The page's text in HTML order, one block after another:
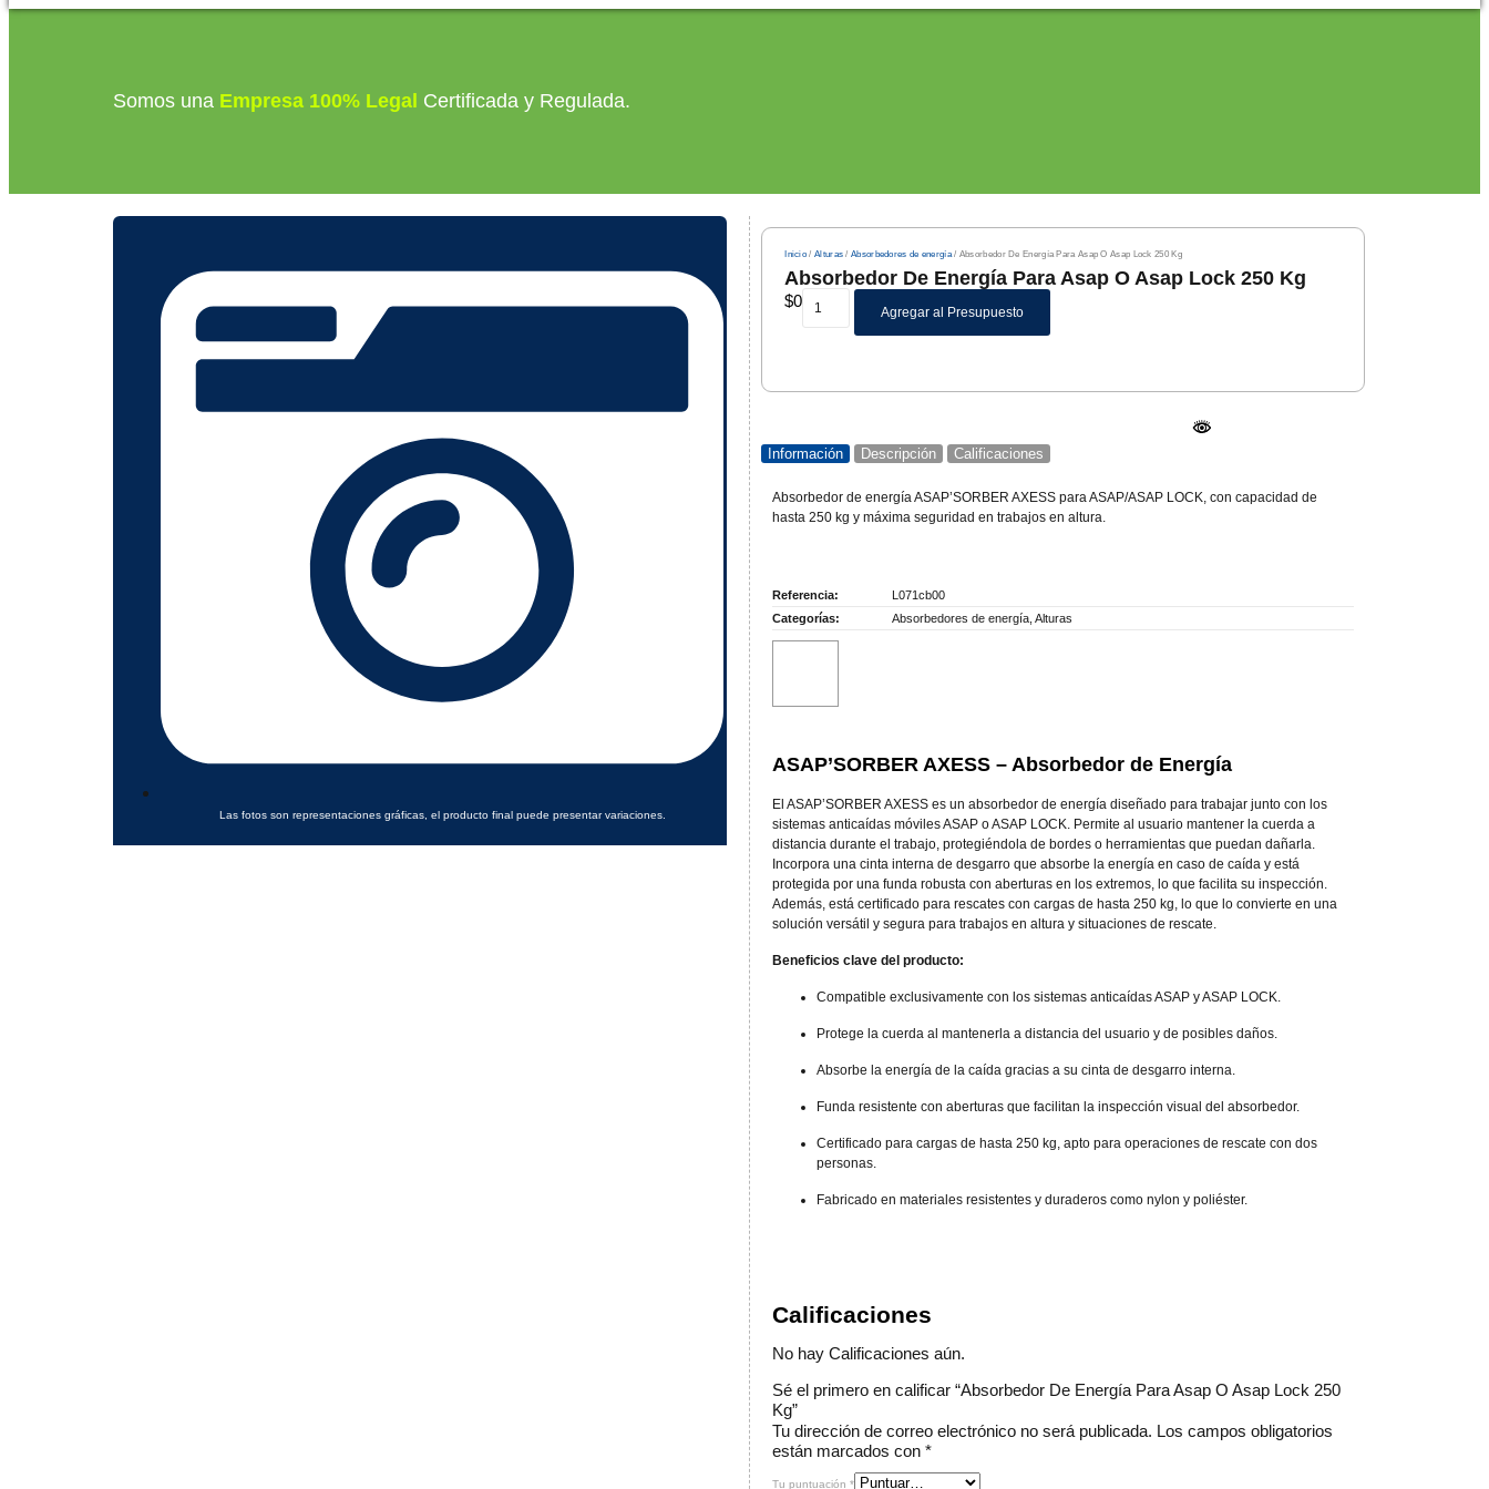
Somos una Empresa 100% Legal Certificada y Regulada.
Las fotos son representaciones gráficas, el producto final puede presentar variaciones.
Inicio /Alturas /Absorbedores de energía/ Absorbedor De Energía Para Asap O Asap Lock 250 Kg
Absorbedor De Energía Para Asap O Asap Lock 250 Kg
$0
Agregar al Presupuesto
Información Descripción Calificaciones
Absorbedor de energía ASAP’SORBER AXESS para ASAP/ASAP LOCK, con capacidad de
hasta 250 kg y máxima seguridad en trabajos en altura.
Referencia:
L071cb00
Categorías:
Absorbedores de energía ,Alturas
ASAP’SORBER AXESS – Absorbedor de Energía
El ASAP’SORBER AXESS es un absorbedor de energía diseñado para trabajar junto con los
sistemas anticaídas móviles ASAP o ASAP LOCK. Permite al usuario mantener la cuerda a
distancia durante el trabajo, protegiéndola de bordes o herramientas que puedan dañarla.
Incorpora una cinta interna de desgarro que absorbe la energía en caso de caída y está
protegida por una funda robusta con aberturas en los extremos, lo que facilita su inspección.
Además, está certificado para rescates con cargas de hasta 250 kg, lo que lo convierte en una
solución versátil y segura para trabajos en altura y situaciones de rescate.
Beneficios clave del producto:
Compatible exclusivamente con los sistemas anticaídas ASAP y ASAP LOCK.
Protege la cuerda al mantenerla a distancia del usuario y de posibles daños.
Absorbe la energía de la caída gracias a su cinta de desgarro interna.
Funda resistente con aberturas que facilitan la inspección visual del absorbedor.
Certificado para cargas de hasta 250 kg, apto para operaciones de rescate con dos
personas.
Fabricado en materiales resistentes y duraderos como nylon y poliéster.
Calificaciones
No hay Calificaciones aún.
Sé el primero en calificar “Absorbedor De Energía Para Asap O Asap Lock 250
Kg”
Tu dirección de correo electrónico no será publicada. Los campos obligatorios
están marcados con*
Tu puntuación*